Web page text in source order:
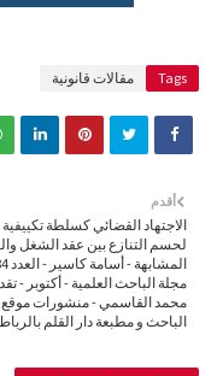
Tags مقالات قانونية
أقدم
الاجتهاد القضائي كسلطة تكييفية
لحسم التنازع بين عقد الشغل
مجلة الباحث العلمية - أكتوبر -
محمد القاسمي - منشورات موقع
الباحث و مطبعة دار القلم